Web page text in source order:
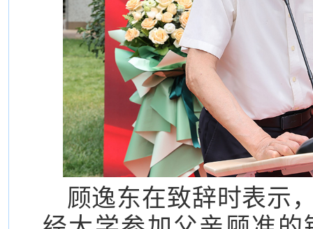
顾逸东在致辞时表示